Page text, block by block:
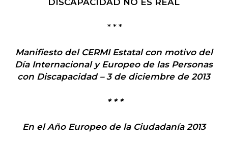
DISCAPACIDAD NO ES REAL
* * *
Manifiesto del CERMI Estatal con motivo del
Día Internacional y Europeo de las Personas
con Discapacidad – 3 de diciembre de 2013
* * *
En el Año Europeo de la Ciudadanía 2013